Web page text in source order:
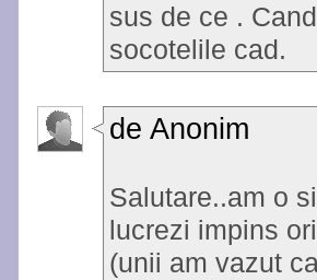
sus de ce .
socotelile cad.
de Anonim
Salutare..am o
lucrezi impins
(unii am vazut